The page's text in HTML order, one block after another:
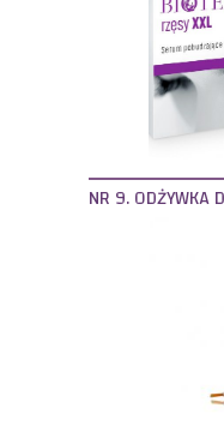
NR 9. ODŻYWKA